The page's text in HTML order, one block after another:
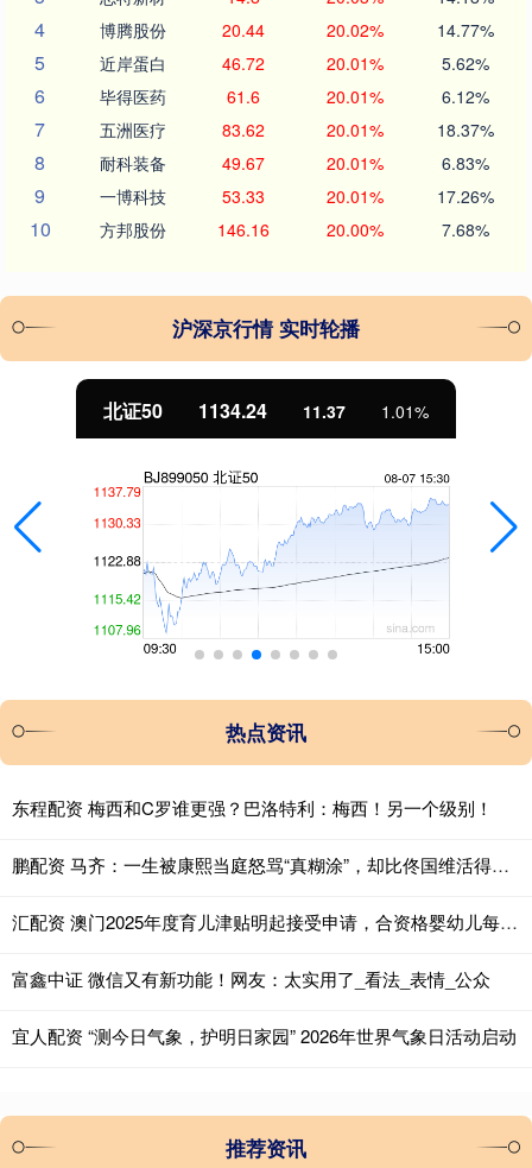
4 博腾股份 20.44 20.02% 14.77%
5 近岸蛋白 46.72 20.01% 5.62%
6 毕得医药 61.6 20.01% 6.12%
7 五洲医疗 83.62 20.01% 18.37%
8 耐科装备 49.67 20.01% 6.83%
9 一博科技 53.33 20.01% 17.26%
10 方邦股份 146.16 20.00% 7.68%
沪深京行情 实时轮播
北证50 1134.24 11.37 1.01%
热点资讯
东程配资 梅西和C罗谁更强？巴洛特利：梅西！另一个级别！
鹏配资 马齐：一生被康熙当庭怒骂“真糊涂”，却比佟国维活得长、比张廷玉混得稳
汇配资 澳门2025年度育儿津贴明起接受申请，合资格婴幼儿每年可获18万澳门元津贴_一户通_文件_相关
富鑫中证 微信又有新功能！网友：太实用了_看法_表情_公众
宜人配资 “测今日气象，护明日家园” 2026年世界气象日活动启动
推荐资讯